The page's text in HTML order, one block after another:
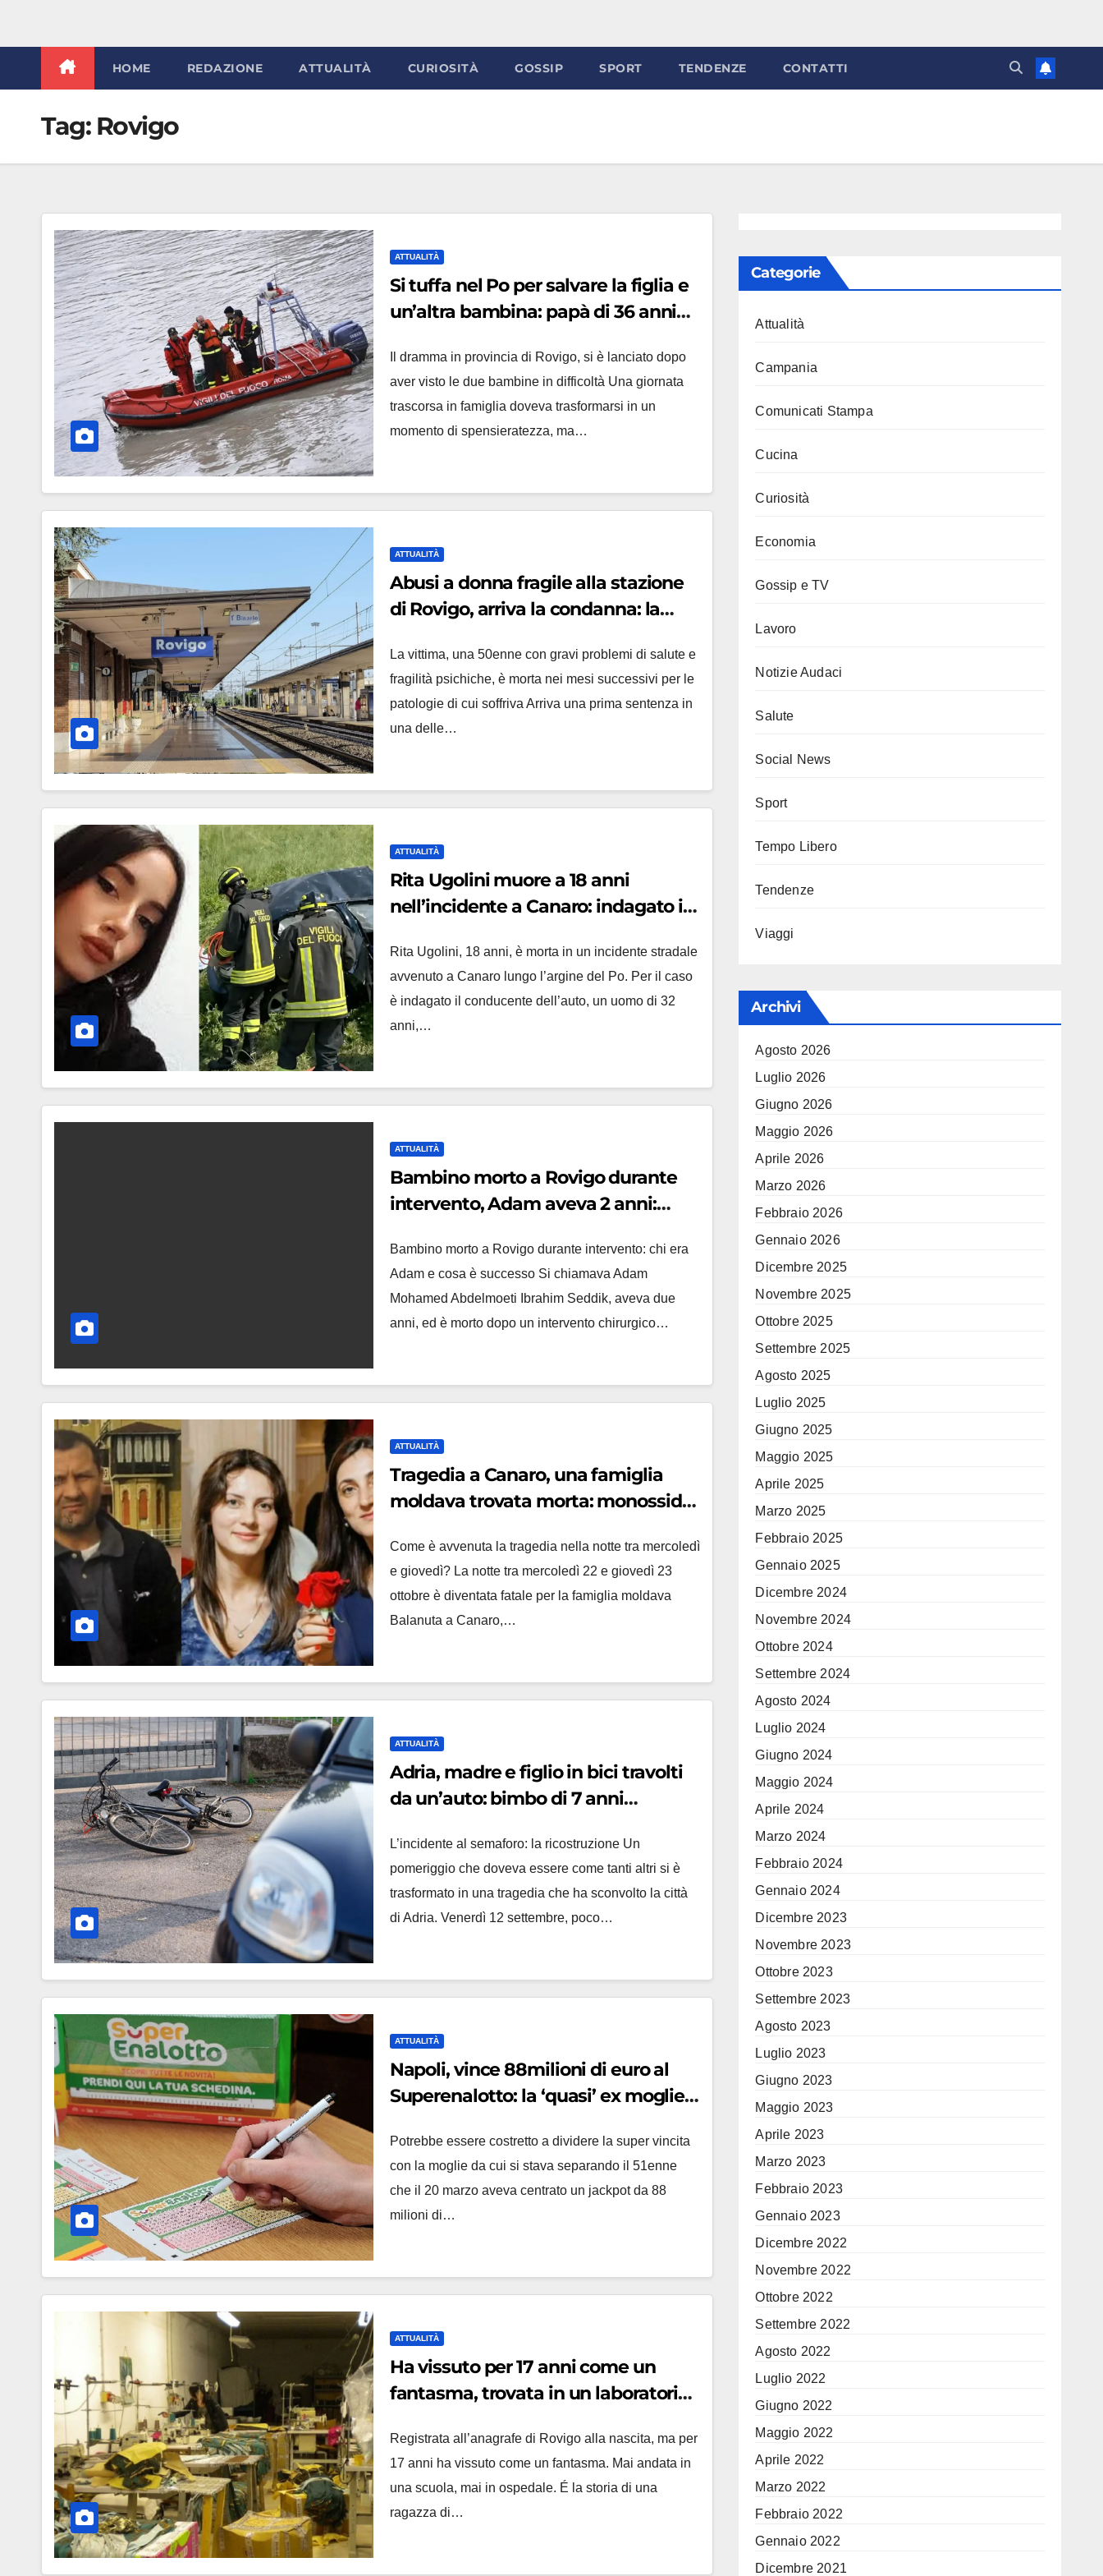
HOME REDAZIONE ATTUALITÀ CURIOSITÀ GOSSIP SPORT TENDENZE CONTATTI
Tag: Rovigo
ATTUALITÀ
Si tuffa nel Po per salvare la figlia e
un’altra bambina: papà di 36 anni
Il dramma in provincia di Rovigo, si è lanciato dopo
aver visto le due bambine in difficoltà Una giornata
trascorsa in famiglia doveva trasformarsi in un
momento di spensieratezza, ma…
ATTUALITÀ
Abusi a donna fragile alla stazione
di Rovigo, arriva la condanna: la
La vittima, una 50enne con gravi problemi di salute e
fragilità psichiche, è morta nei mesi successivi per le
patologie di cui soffriva Arriva una prima sentenza in
una delle…
ATTUALITÀ
Rita Ugolini muore a 18 anni
nell’incidente a Canaro: indagato il
Rita Ugolini, 18 anni, è morta in un incidente stradale
avvenuto a Canaro lungo l’argine del Po. Per il caso
è indagato il conducente dell’auto, un uomo di 32
anni,…
ATTUALITÀ
Bambino morto a Rovigo durante
intervento, Adam aveva 2 anni:
Bambino morto a Rovigo durante intervento: chi era
Adam e cosa è successo Si chiamava Adam
Mohamed Abdelmoeti Ibrahim Seddik, aveva due
anni, ed è morto dopo un intervento chirurgico…
ATTUALITÀ
Tragedia a Canaro, una famiglia
moldava trovata morta: monossido
Come è avvenuta la tragedia nella notte tra mercoledì
e giovedì? La notte tra mercoledì 22 e giovedì 23
ottobre è diventata fatale per la famiglia moldava
Balanuta a Canaro,…
ATTUALITÀ
Adria, madre e figlio in bici travolti
da un’auto: bimbo di 7 anni
lutto
L’incidente al semaforo: la ricostruzione Un
pomeriggio che doveva essere come tanti altri si è
trasformato in una tragedia che ha sconvolto la città
di Adria. Venerdì 12 settembre, poco…
ATTUALITÀ
Napoli, vince 88milioni di euro al
Superenalotto: la ‘quasi’ ex moglie
Potrebbe essere costretto a dividere la super vincita
con la moglie da cui si stava separando il 51enne
che il 20 marzo aveva centrato un jackpot da 88
milioni di…
ATTUALITÀ
Ha vissuto per 17 anni come un
fantasma, trovata in un laboratorio
Registrata all’anagrafe di Rovigo alla nascita, ma per
17 anni ha vissuto come un fantasma. Mai andata in
una scuola, mai in ospedale. É la storia di una
ragazza di…
Categorie
Attualità
Campania
Comunicati Stampa
Cucina
Curiosità
Economia
Gossip e TV
Lavoro
Notizie Audaci
Salute
Social News
Sport
Tempo Libero
Tendenze
Viaggi
Archivi
Agosto 2026
Luglio 2026
Giugno 2026
Maggio 2026
Aprile 2026
Marzo 2026
Febbraio 2026
Gennaio 2026
Dicembre 2025
Novembre 2025
Ottobre 2025
Settembre 2025
Agosto 2025
Luglio 2025
Giugno 2025
Maggio 2025
Aprile 2025
Marzo 2025
Febbraio 2025
Gennaio 2025
Dicembre 2024
Novembre 2024
Ottobre 2024
Settembre 2024
Agosto 2024
Luglio 2024
Giugno 2024
Maggio 2024
Aprile 2024
Marzo 2024
Febbraio 2024
Gennaio 2024
Dicembre 2023
Novembre 2023
Ottobre 2023
Settembre 2023
Agosto 2023
Luglio 2023
Giugno 2023
Maggio 2023
Aprile 2023
Marzo 2023
Febbraio 2023
Gennaio 2023
Dicembre 2022
Novembre 2022
Ottobre 2022
Settembre 2022
Agosto 2022
Luglio 2022
Giugno 2022
Maggio 2022
Aprile 2022
Marzo 2022
Febbraio 2022
Gennaio 2022
Dicembre 2021